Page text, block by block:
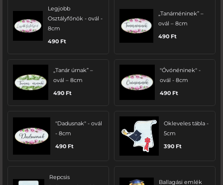
Legjobb
Osztályfőnök - ovál -
8cm
490 Ft
„Tanárnéninek” –
ovál – 8cm
490 Ft
„Tanár úrnak” –
ovál – 8cm
490 Ft
"Óvónéninek" -
ovál - 8cm
490 Ft
"Dadusnak" - ovál
- 8cm
490 Ft
Okleveles tábla -
5cm
390 Ft
Repcsis
Ballagási emlék